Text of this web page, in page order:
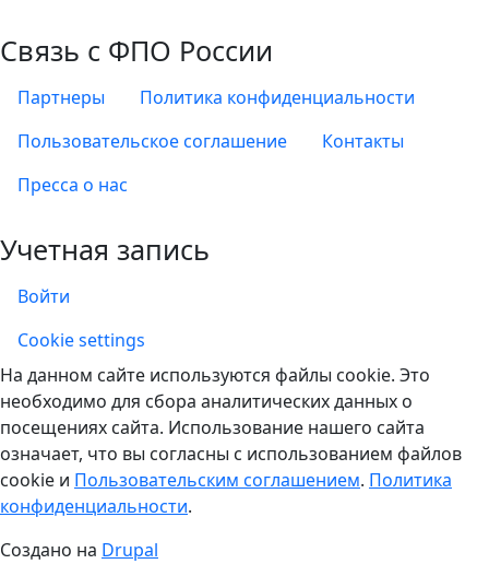
Связь с ФПО России
Партнеры
Политика конфиденциальности
Пользовательское соглашение
Контакты
Пресса о нас
Учетная запись
Войти
Учетная запись
Cookie settings
На данном сайте используются файлы cookie. Это
необходимо для сбора аналитических данных о
посещениях сайта. Использование нашего сайта
означает, что вы согласны с использованием файлов
cookie и Пользовательским соглашением. Политика
конфиденциальности.
Создано на Drupal